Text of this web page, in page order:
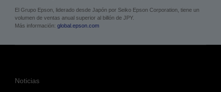
El Grupo Epson, liderado desde Japón por Seiko Epson Corporation, tiene un
volumen de ventas anual superior al billón de JPY.
Más información: global.epson.com
Noticias